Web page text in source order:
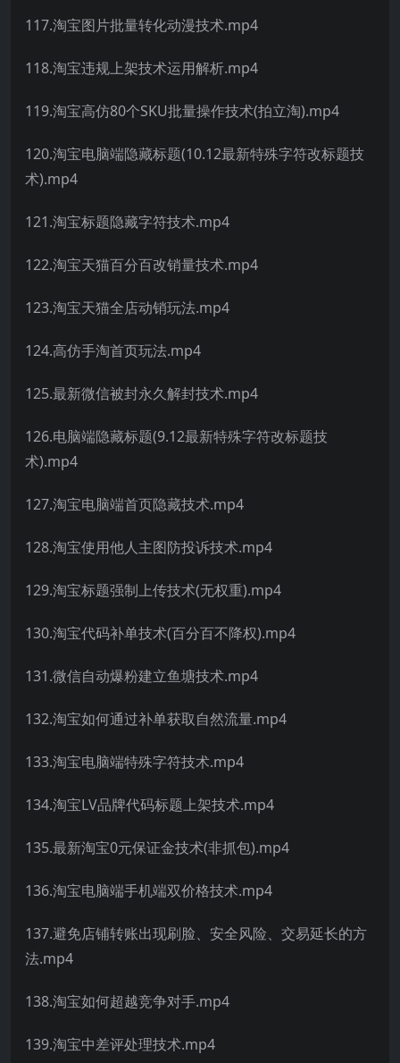
117.淘宝图片批量转化动漫技术.mp4
118.淘宝违规上架技术运用解析.mp4
119.淘宝高仿80个SKU批量操作技术(拍立淘).mp4
120.淘宝电脑端隐藏标题(10.12最新特殊字符改标题技
术).mp4
121.淘宝标题隐藏字符技术.mp4
122.淘宝天猫百分百改销量技术.mp4
123.淘宝天猫全店动销玩法.mp4
124.高仿手淘首页玩法.mp4
125.最新微信被封永久解封技术.mp4
126.电脑端隐藏标题(9.12最新特殊字符改标题技
术).mp4
127.淘宝电脑端首页隐藏技术.mp4
128.淘宝使用他人主图防投诉技术.mp4
129.淘宝标题强制上传技术(无权重).mp4
130.淘宝代码补单技术(百分百不降权).mp4
131.微信自动爆粉建立鱼塘技术.mp4
132.淘宝如何通过补单获取自然流量.mp4
133.淘宝电脑端特殊字符技术.mp4
134.淘宝LV品牌代码标题上架技术.mp4
135.最新淘宝0元保证金技术(非抓包).mp4
136.淘宝电脑端手机端双价格技术.mp4
137.避免店铺转账出现刷脸、安全风险、交易延长的方
法.mp4
138.淘宝如何超越竞争对手.mp4
139.淘宝中差评处理技术.mp4